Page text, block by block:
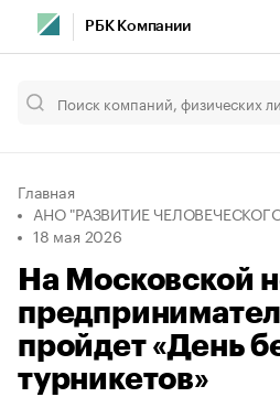
РБК Компании
Главная
АНО "РАЗВИТИЕ
18 мая 2026
На Московской
пройдет «День
турникетов»